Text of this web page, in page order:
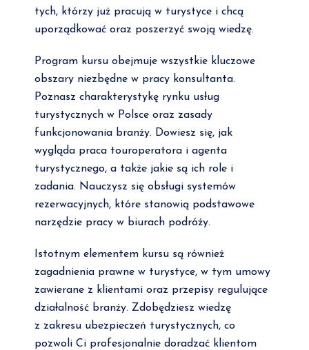
tych, którzy już pracują w turystyce i chcą
uporządkować oraz poszerzyć swoją wiedzę.
Program kursu obejmuje wszystkie kluczowe
obszary niezbędne w pracy konsultanta.
Poznasz charakterystykę rynku usług
turystycznych w Polsce oraz zasady
funkcjonowania branży. Dowiesz się, jak
wygląda praca touroperatora i agenta
turystycznego, a także jakie są ich role i
zadania. Nauczysz się obsługi systemów
rezerwacyjnych, które stanowią podstawowe
narzędzie pracy w biurach podróży.
Istotnym elementem kursu są również
zagadnienia prawne w turystyce, w tym umowy
zawierane z klientami oraz przepisy regulujące
działalność branży. Zdobędziesz wiedzę
z zakresu ubezpieczeń turystycznych, co
pozwoli Ci profesjonalnie doradzać klientom